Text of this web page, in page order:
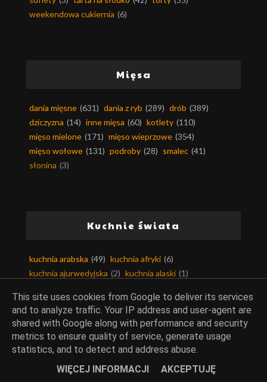
weekendowa cukiernia (6)
Mięsa
dania mięsne (631) dania z ryb (289) drób (389)
dziczyzna (14) inne mięsa (60) kotlety (110)
mięso mielone (171) mięso wieprzowe (354)
mięso wołowe (131) podroby (28) smalec (41)
słonina (3)
Kuchnie świata
kuchnia arabska (49) kuchnia afryki (6)
kuchnia ajurwedyjska (2) kuchnia alaski (1)
kuchnia andaluzji (13) kuchnia angielska (24)
kuchnia argentyńska
(3) kuchnia armenii (2)
kuchnia australijska
(20) kuchnia austriacka
kuchnia azjatycka (99) kuchnia bahrajnu
kuchnia berberyjska (1) kuchnia birmańska (4)
This site uses cookies from Google to deliver its services
and to analyze traffic. Your IP address and user-agent are
shared with Google along with performance and security
metrics to ensure quality of service, generate usage
statistics, and to detect and address abuse.
WIĘCEJ INFORMACJI
AKCEPTUJĘ